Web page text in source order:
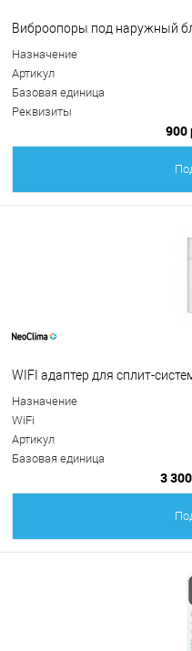
Виброопоры под наружный
Назначение
Артикул
Базовая единица
Реквизиты
900
WIFI адаптер для сплит-
Назначение
WiFi
Артикул
Базовая единица
3